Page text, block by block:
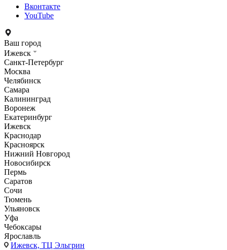
Вконтакте
YouTube
Ваш город
Ижевск
Санкт-Петербург
Москва
Челябинск
Самара
Калининград
Воронеж
Екатеринбург
Ижевск
Краснодар
Красноярск
Нижний Новгород
Новосибирск
Пермь
Саратов
Сочи
Тюмень
Ульяновск
Уфа
Чебоксары
Ярославль
Ижевск, ТЦ Эльгрин